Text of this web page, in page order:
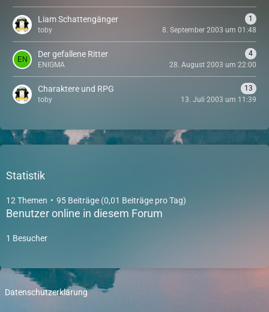
Liam Schattengänger
1
toby
8. September 2003 um 01:48
Der gefallene Ritter
4
ENIGMA
28. August 2003 um 22:00
Charaktere und RPG
13
toby
13. Juli 2003 um 11:39
Statistik
12 Themen 95 Beiträge (0,01 Beiträge pro Tag)
Benutzer online in diesem Forum
1 Besucher
Datenschutzerklärung